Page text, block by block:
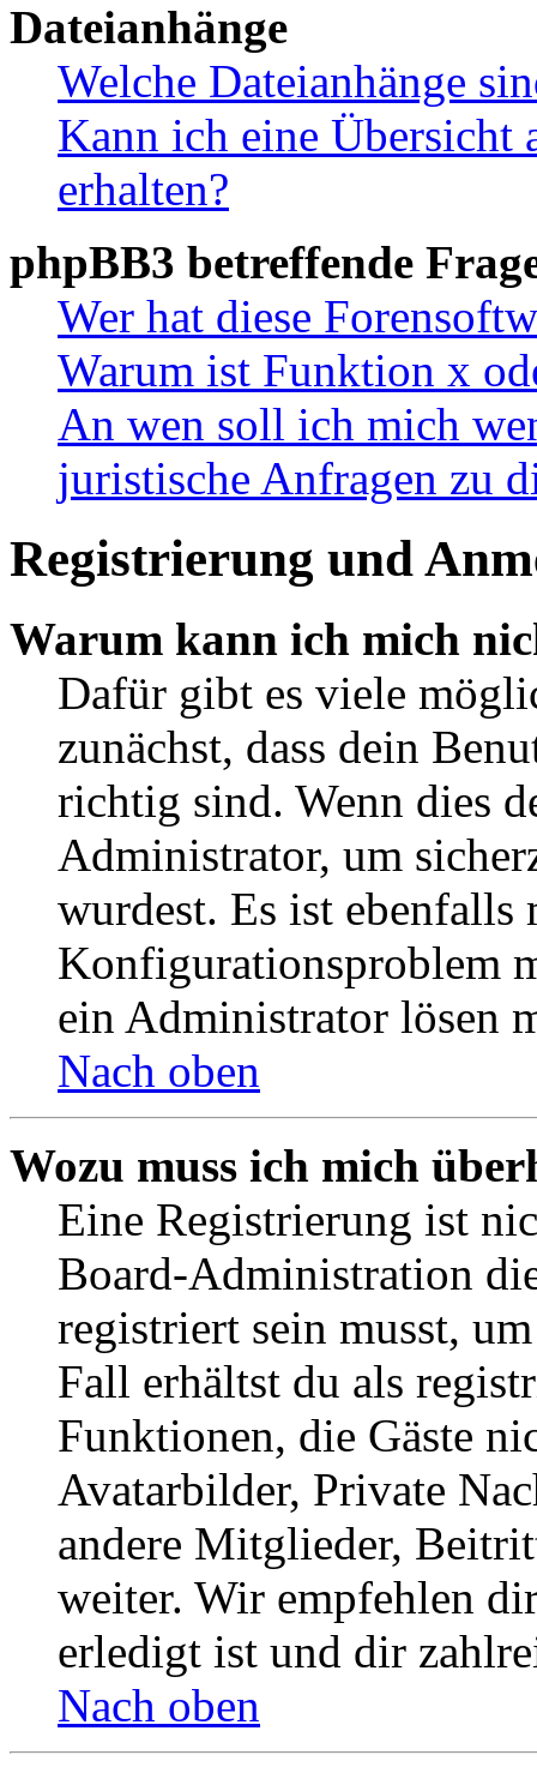
Dateianhänge
Welche Dateianhänge
Kann ich eine Übersicht
erhalten?
phpBB3 betreffende
Wer hat diese
Warum ist Funktion x
An wen soll ich mich
juristische Anfragen zu
Registrierung und
Warum kann ich mich
Dafür gibt es viele
zunächst, dass dein
richtig sind. Wenn dies
Administrator, um
wurdest. Es ist ebenfalls
Konfigurationsproblem
ein Administrator lösen
Nach oben
Wozu muss ich mich
Eine Registrierung ist
Board-Administration
registriert sein musst,
Fall erhältst du als
Funktionen, die Gäste
Avatarbilder, Private
andere Mitglieder,
weiter. Wir empfehlen
erledigt ist und dir
Nach oben